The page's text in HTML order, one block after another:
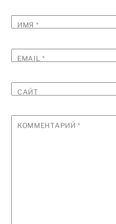
ИМЯ *
EMAIL *
САЙТ
КОММЕНТАРИЙ *